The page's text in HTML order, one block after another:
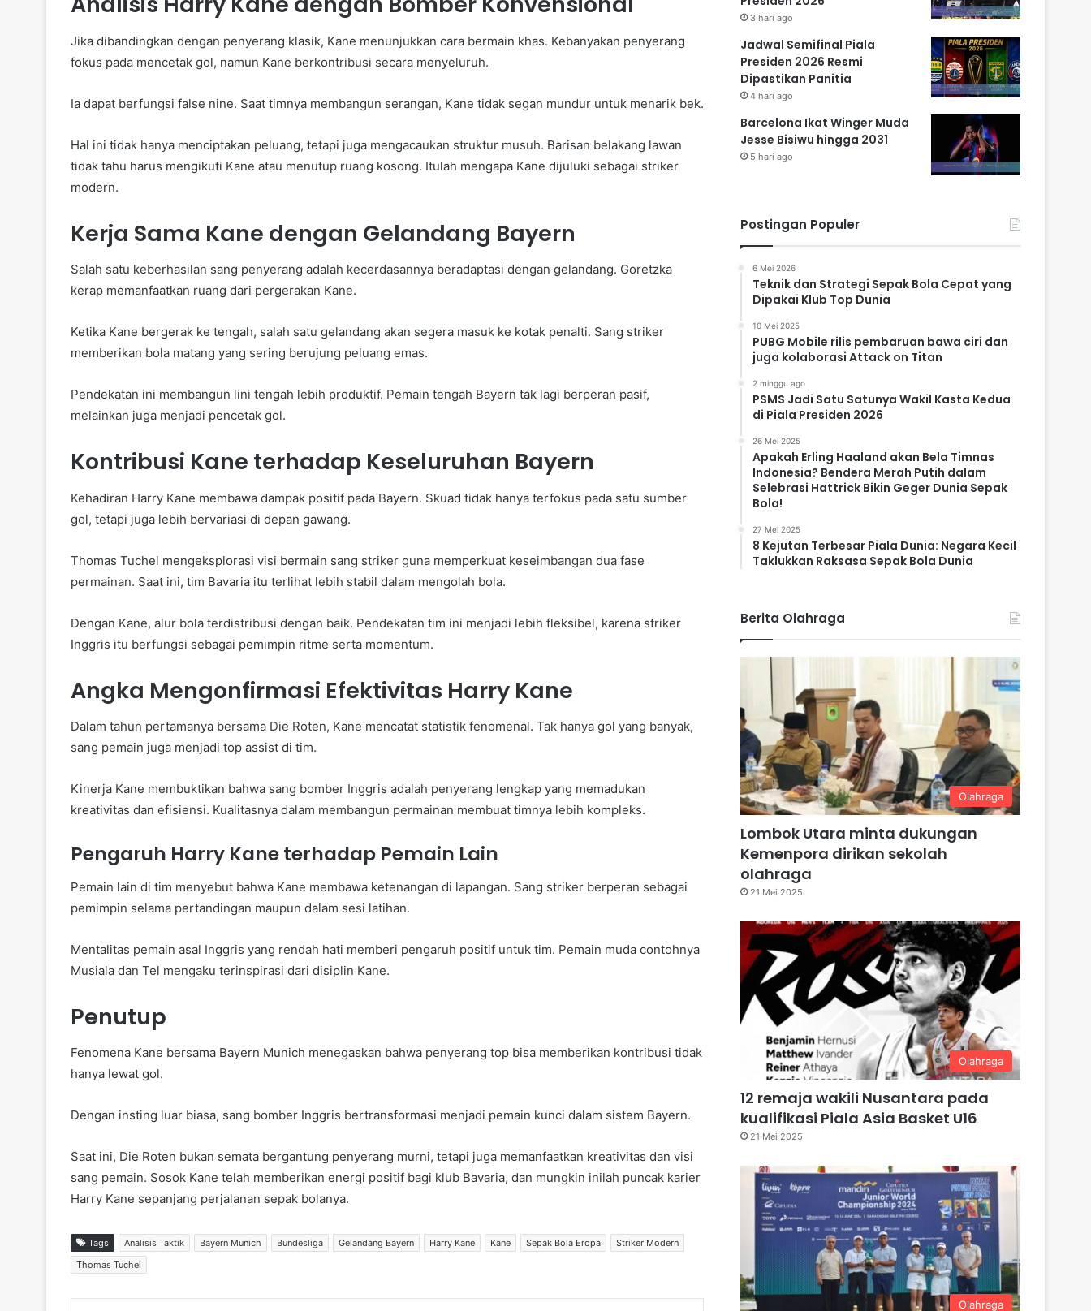
Jika dibandingkan dengan penyerang klasik, Kane menunjukkan cara bermain khas. Kebanyakan penyerang
fokus pada mencetak gol, namun Kane berkontribusi secara menyeluruh.
Ia dapat berfungsi false nine. Saat timnya membangun serangan, Kane tidak segan mundur untuk menarik bek.
Hal ini tidak hanya menciptakan peluang, tetapi juga mengacaukan struktur musuh. Barisan belakang lawan
tidak tahu harus mengikuti Kane atau menutup ruang kosong. Itulah mengapa Kane dijuluki sebagai striker
modern.
Kerja Sama Kane dengan Gelandang Bayern
Salah satu keberhasilan sang penyerang adalah kecerdasannya beradaptasi dengan gelandang. Goretzka
kerap memanfaatkan ruang dari pergerakan Kane.
Ketika Kane bergerak ke tengah, salah satu gelandang akan segera masuk ke kotak penalti. Sang striker
memberikan bola matang yang sering berujung peluang emas.
Pendekatan ini membangun lini tengah lebih produktif. Pemain tengah Bayern tak lagi berperan pasif,
melainkan juga menjadi pencetak gol.
Kontribusi Kane terhadap Keseluruhan Bayern
Kehadiran Harry Kane membawa dampak positif pada Bayern. Skuad tidak hanya terfokus pada satu sumber
gol, tetapi juga lebih bervariasi di depan gawang.
Thomas Tuchel mengeksplorasi visi bermain sang striker guna memperkuat keseimbangan dua fase
permainan. Saat ini, tim Bavaria itu terlihat lebih stabil dalam mengolah bola.
Dengan Kane, alur bola terdistribusi dengan baik. Pendekatan tim ini menjadi lebih fleksibel, karena striker
Inggris itu berfungsi sebagai pemimpin ritme serta momentum.
Angka Mengonfirmasi Efektivitas Harry Kane
Dalam tahun pertamanya bersama Die Roten, Kane mencatat statistik fenomenal. Tak hanya gol yang banyak,
sang pemain juga menjadi top assist di tim.
Kinerja Kane membuktikan bahwa sang bomber Inggris adalah penyerang lengkap yang memadukan
kreativitas dan efisiensi. Kualitasnya dalam membangun permainan membuat timnya lebih kompleks.
Pengaruh Harry Kane terhadap Pemain Lain
Pemain lain di tim menyebut bahwa Kane membawa ketenangan di lapangan. Sang striker berperan sebagai
pemimpin selama pertandingan maupun dalam sesi latihan.
Mentalitas pemain asal Inggris yang rendah hati memberi pengaruh positif untuk tim. Pemain muda contohnya
Musiala dan Tel mengaku terinspirasi dari disiplin Kane.
Penutup
Fenomena Kane bersama Bayern Munich menegaskan bahwa penyerang top bisa memberikan kontribusi tidak
hanya lewat gol.
Dengan insting luar biasa, sang bomber Inggris bertransformasi menjadi pemain kunci dalam sistem Bayern.
Saat ini, Die Roten bukan semata bergantung penyerang murni, tetapi juga memanfaatkan kreativitas dan visi
sang pemain. Sosok Kane telah memberikan energi positif bagi klub Bavaria, dan mungkin inilah puncak karier
Harry Kane sepanjang perjalanan sepak bolanya.
Tags Analisis Taktik Bayern Munich Bundesliga Gelandang Bayern Harry Kane Kane Sepak Bola Eropa
Striker Modern
Thomas Tuchel
3 hari ago
Jadwal Semifinal Piala
Presiden 2026 Resmi
Dipastikan Panitia
4 hari ago
Barcelona Ikat Winger Muda
Jesse Bisiwu hingga 2031
5 hari ago
Postingan Populer
6 Mei 2026
Teknik dan Strategi Sepak Bola Cepat yang
Dipakai Klub Top Dunia
10 Mei 2025
PUBG Mobile rilis pembaruan bawa ciri dan
juga kolaborasi Attack on Titan
2 minggu ago
PSMS Jadi Satu Satunya Wakil Kasta Kedua
di Piala Presiden 2026
26 Mei 2025
Apakah Erling Haaland akan Bela Timnas
Indonesia? Bendera Merah Putih dalam
Selebrasi Hattrick Bikin Geger Dunia Sepak
Bola!
27 Mei 2025
8 Kejutan Terbesar Piala Dunia: Negara Kecil
Taklukkan Raksasa Sepak Bola Dunia
Berita Olahraga
Olahraga
Lombok Utara minta dukungan
Kemenpora dirikan sekolah
olahraga
21 Mei 2025
Olahraga
12 remaja wakili Nusantara pada
kualifikasi Piala Asia Basket U16
21 Mei 2025
Olahraga